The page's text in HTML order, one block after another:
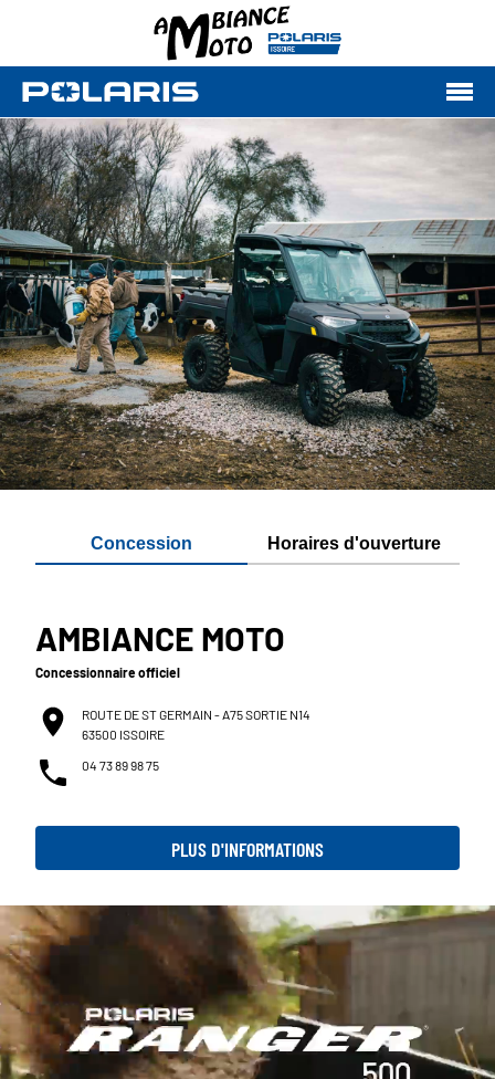
Concession Horaires d'ouverture
AMBIANCE MOTO
Concessionnaire officiel
ROUTE DE ST GERMAIN - A75 SORTIE N14
63500 ISSOIRE
04 73 89 98 75
PLUS D'INFORMATIONS